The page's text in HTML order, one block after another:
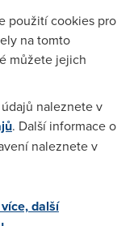
Expres Extreme
k internetu a
router dobra
použití cookies pro
na tomto
můžete jejich
naleznete v
. Další informace o
naleznete v
další